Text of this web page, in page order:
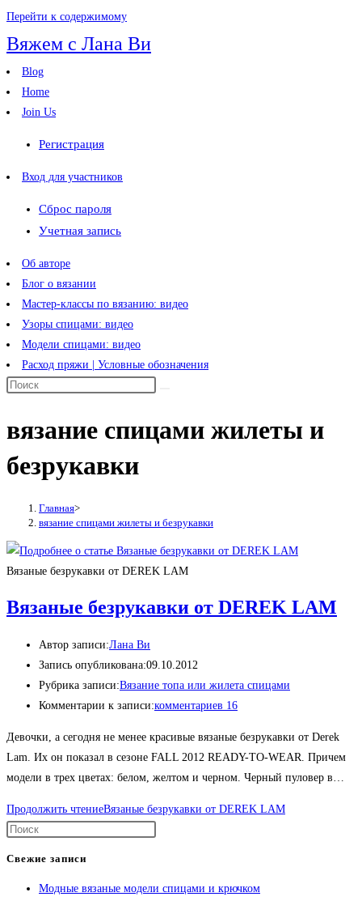
Перейти к содержимому
Вяжем с Лана Ви
Blog
Home
Join Us
Регистрация
Вход для участников
Сброс пароля
Учетная запись
Об авторе
Блог о вязании
Мастер-классы по вязанию: видео
Узоры спицами: видео
Модели спицами: видео
Расход пряжи | Условные обозначения
вязание спицами жилеты и
безрукавки
Главная>
вязание спицами жилеты и безрукавки
Вязаные безрукавки от DEREK LAM
Вязаные безрукавки от DEREK LAM
Автор записи:Лана Ви
Запись опубликована:09.10.2012
Рубрика записи:Вязание топа или жилета спицами
Комментарии к записи:комментариев 16
Девочки, а сегодня не менее красивые вязаные безрукавки от Derek
Lam. Их он показал в сезоне FALL 2012 READY-TO-WEAR. Причем
модели в трех цветах: белом, желтом и черном. Черный пуловер в…
Продолжить чтениеВязаные безрукавки от DEREK LAM
Свежие записи
Модные вязаные модели спицами и крючком